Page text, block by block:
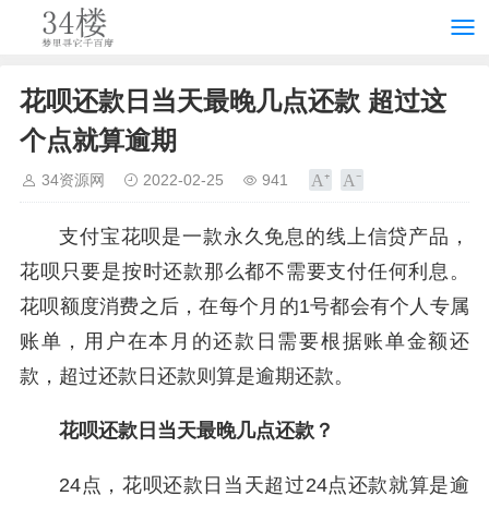
花呗还款日当天最晚几点还款 超过这
个点就算逾期
34资源网 2022-02-25 941
支付宝花呗是一款永久免息的线上信贷产品，
花呗只要是按时还款那么都不需要支付任何利息。
花呗额度消费之后，在每个月的1号都会有个人专属
账单，用户在本月的还款日需要根据账单金额还
款，超过还款日还款则算是逾期还款。
花呗还款日当天最晚几点还款？
24点，花呗还款日当天超过24点还款就算是逾